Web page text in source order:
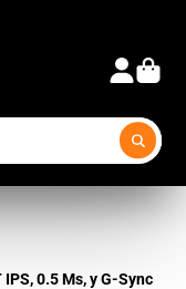
0.5 Ms, y G-Sync